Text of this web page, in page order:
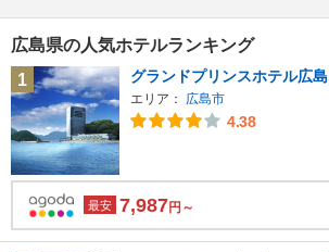
広島県の人気ホテルランキング
1
グランドプリンスホテル広島
エリア： 広島市
4.38
最安 7,987円～